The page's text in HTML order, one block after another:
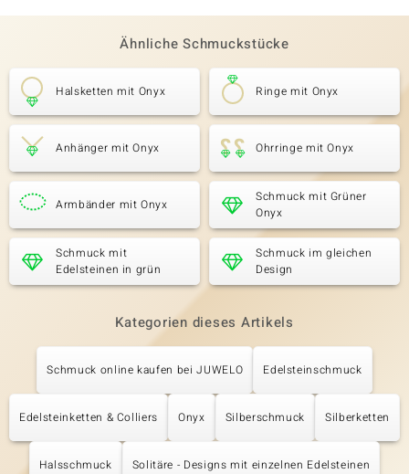
Ähnliche Schmuckstücke
Halsketten mit Onyx Ringe mit Onyx
Anhänger mit Onyx Ohrringe mit Onyx
Armbänder mit Onyx
Schmuck mit Grüner
Onyx
Schmuck mit
Edelsteinen in grün
Schmuck im gleichen
Design
Kategorien dieses Artikels
Schmuck online kaufen bei JUWELO Edelsteinschmuck
Edelsteinketten & Colliers Onyx Silberschmuck Silberketten
Halsschmuck Solitäre - Designs mit einzelnen Edelsteinen